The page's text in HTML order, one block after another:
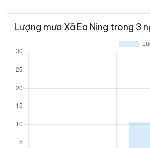
Lượng mưa Xã Ea Ning trong 3